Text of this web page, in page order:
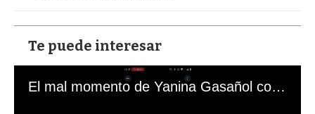
Te puede interesar
El mal momento de Yanina Gasañol con un hincha argentino en "Subrayado"